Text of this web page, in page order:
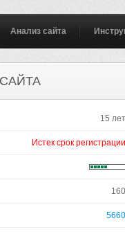
Анализ сайта
15 лет
Истек срок регистрации
160
5660